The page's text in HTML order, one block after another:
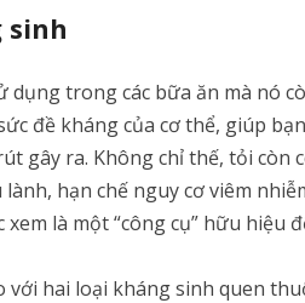
sinh
trong các bữa ăn mà nó
đề kháng của cơ thể, giúp
gây ra. Không chỉ thế, tỏi còn
hạn chế nguy cơ viêm
là một “công cụ” hữu hiệu
hai loại kháng sinh quen